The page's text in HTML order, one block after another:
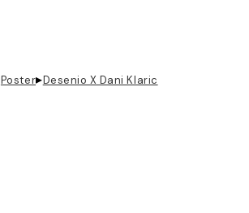
Poster▸Desenio X Dani Klaric